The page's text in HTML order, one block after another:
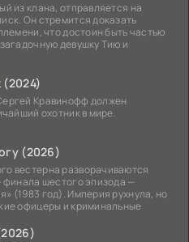
из клана, отправляется на
Он стремится доказать
что достоин быть частью
девушку Тию и
(2024)
Кравинофф должен
охотник в мире.
(2026)
вестерна разворачиваются
финала шестого эпизода —
(1983 год). Империя рухнула, но
офицеры и криминальные